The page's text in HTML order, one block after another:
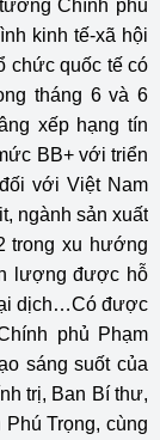
Chính phủ
kinh tế-xã hội
chức quốc tế có
tháng 6 và 6
xếp hạng tín
BB+ với triển
với Việt Nam
ngành sản xuất
trong xu hướng
lượng được hỗ
dịch…Có được
phủ Phạm
sáng suốt của
trị, Ban Bí thư,
Trọng, cùng